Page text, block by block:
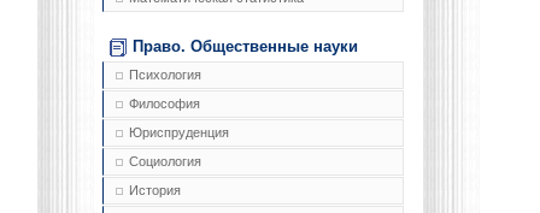
Право. Общественные науки
Психология
Философия
Юриспруденция
Социология
История